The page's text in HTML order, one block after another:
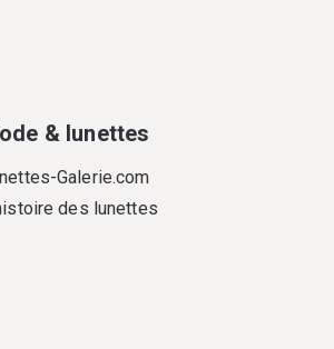
& lunettes
Galerie.com
des lunettes